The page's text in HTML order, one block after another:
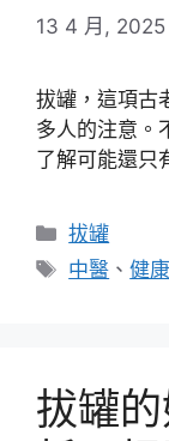
13 4 月, 2025
拔罐，這項古
多人的注意。
了解可能還只
分
類
拔罐
標
中醫 、健康
拔罐